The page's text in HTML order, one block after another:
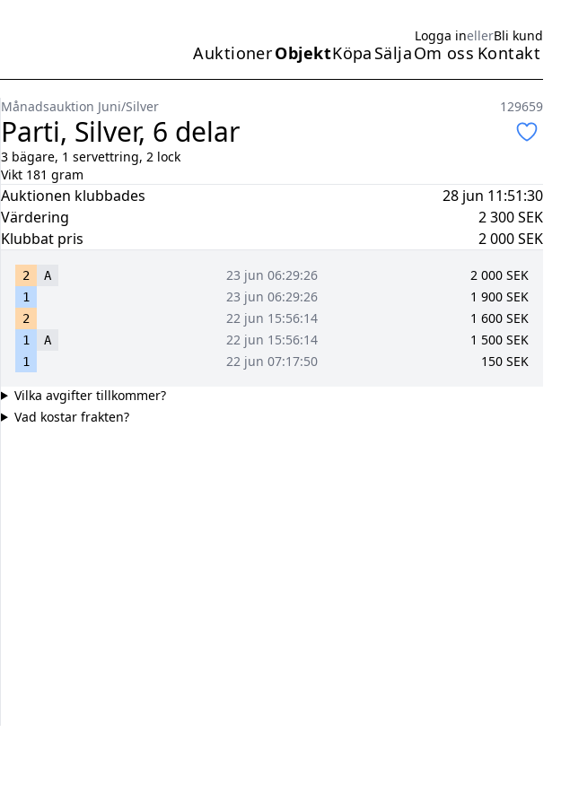
Logga inellerBli kund
Huvudmeny
AuktionerObjektKöpa SäljaOm oss Kontakt
Månadsauktion Juni/Silver 129659
Parti, Silver, 6 delar
3 bägare, 1 servettring, 2 lock
Vikt 181 gram
Auktionen klubbades
28 jun 11:51:30
Värdering
2 300SEK
Klubbat pris
2 000SEK
2 A 23 jun 06:29:26 2 000 SEK
1 23 jun 06:29:26 1 900 SEK
2 22 jun 15:56:14 1 600 SEK
1 A 22 jun 15:56:14 1 500 SEK
1 22 jun 07:17:50 150 SEK
Vilka avgifter tillkommer?
Vad kostar frakten?